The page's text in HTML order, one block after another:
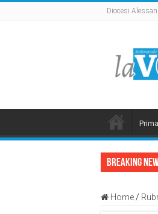
Diocesi
Breaking
Home /